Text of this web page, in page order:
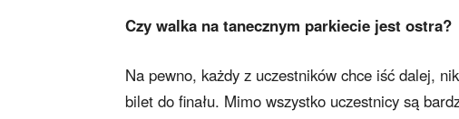
Czy walka na tanecznym parkiecie jest ostra?
Na pewno, każdy z uczestników chce iść dalej,
bilet do finału. Mimo wszystko uczestnicy są